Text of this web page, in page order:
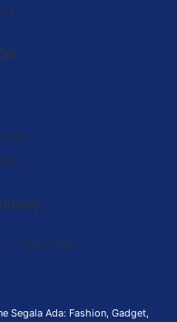
Segala Ada: Fashion, Gadget,